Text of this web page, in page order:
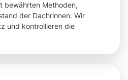
bewährten Methoden,
der Dachrinnen. Wir
und kontrollieren die